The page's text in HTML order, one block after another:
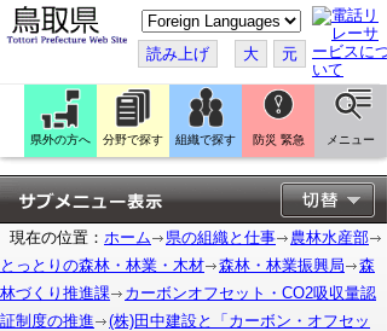
こ
の
ペ
ー
ジ
翻
訳
す
る
読み上げ 大 元
県外の方へ 分野で探す 組織で探す 防災 緊急 メニュー
現在の位置： ホーム 県の組織と仕事
農林水産部
とっとりの森林・林業・木材
森林・林業振興局
森
林づくり推進課
カーボンオフセット・CO2吸収量認
証制度の推進
(株)田中建設と「カーボン・オフセッ